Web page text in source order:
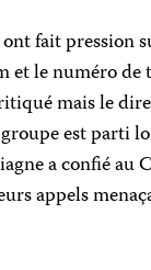
fait pression
et le numéro de
mais le
est parti
a confié au
appels